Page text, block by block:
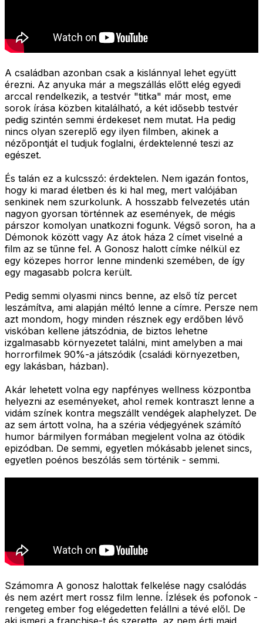
A családban azonban csak a kislánnyal lehet együtt
érezni. Az anyuka már a megszállás előtt elég egyedi
arccal rendelkezik, a testvér "titka" már most, eme
sorok írása közben kitalálható, a két idősebb testvér
pedig szintén semmi érdekeset nem mutat. Ha pedig
nincs olyan szereplő egy ilyen filmben, akinek a
nézőpontját el tudjuk foglalni, érdektelenné teszi az
egészet.
És talán ez a kulcsszó: érdektelen. Nem igazán fontos,
hogy ki marad életben és ki hal meg, mert valójában
senkinek nem szurkolunk. A hosszabb felvezetés után
nagyon gyorsan történnek az események, de mégis
párszor komolyan unatkozni fogunk. Végső soron, ha a
Démonok között vagy Az átok háza 2 címet viselné a
film az se tűnne fel. A Gonosz halott címke nélkül ez
egy közepes horror lenne mindenki szemében, de így
egy magasabb polcra került.
Pedig semmi olyasmi nincs benne, az első tíz percet
leszámítva, ami alapján méltó lenne a címre. Persze nem
azt mondom, hogy minden résznek egy erdőben lévő
viskóban kellene játszódnia, de biztos lehetne
izgalmasabb környezetet találni, mint amelyben a mai
horrorfilmek 90%-a játszódik (családi környezetben,
egy lakásban, házban).
Akár lehetett volna egy napfényes wellness központba
helyezni az eseményeket, ahol remek kontraszt lenne a
vidám színek kontra megszállt vendégek alaphelyzet. De
az sem ártott volna, ha a széria védjegyének számító
humor bármilyen formában megjelent volna az ötödik
epizódban. De semmi, egyetlen mókásabb jelenet sincs,
egyetlen poénos beszólás sem történik - semmi.
Számomra A gonosz halottak felkelése nagy csalódás
és nem azért mert rossz film lenne. Ízlések és pofonok -
rengeteg ember fog elégedetten felállni a tévé elől. De
aki ismeri a franchise-t és szerette, az nem érti majd,